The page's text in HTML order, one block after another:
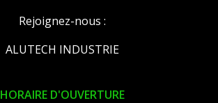
Rejoignez-nous :
ALUTECH INDUSTRIE
HORAIRE D'OUVERTURE